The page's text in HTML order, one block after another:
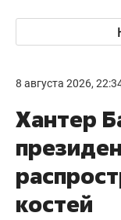
8 августа 2026,
Хантер
костей